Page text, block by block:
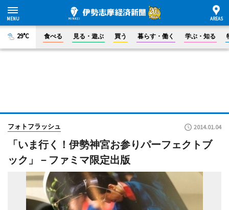
29°C 食べる 見る・遊ぶ 買う 暮らす・働く 学ぶ・知る
フォトフラッシュ 2014.01.04
「いま行く！伊勢神宮お参りパーフェクトブ
ック」－ファミマ限定出版